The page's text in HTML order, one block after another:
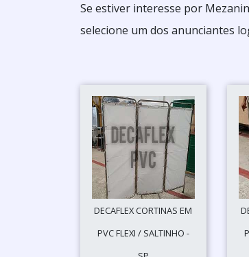
Se estiver interesse por
selecione um dos anunciantes
DECAFLEX CORTINAS EM
PVC FLEXI / SALTINHO -